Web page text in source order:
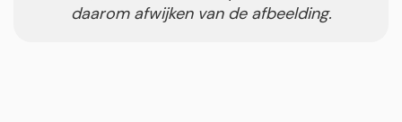
daarom afwijken van de afbeelding.